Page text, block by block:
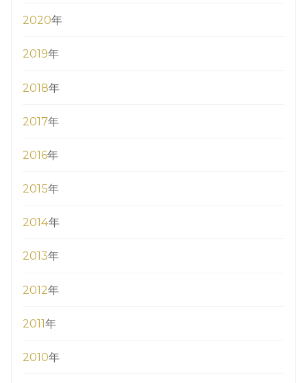
2020年
2019年
2018年
2017年
2016年
2015年
2014年
2013年
2012年
2011年
2010年